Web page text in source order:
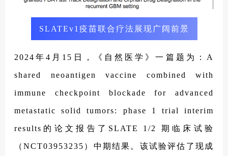
SLATEv1疫苗联合疗法展现广阔前景
2024年4月15日，《自然医学》一篇题为：A
shared neoantigen vaccine combined with
immune checkpoint blockade for advanced
metastatic solid tumors: phase 1 trial interim
results的论文报告了SLATE 1/2 期临床试验
（NCT03953235）中期结果。该试验评估了现成